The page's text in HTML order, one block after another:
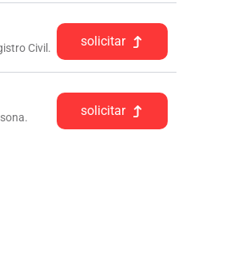
Civil. solicitar
solicitar